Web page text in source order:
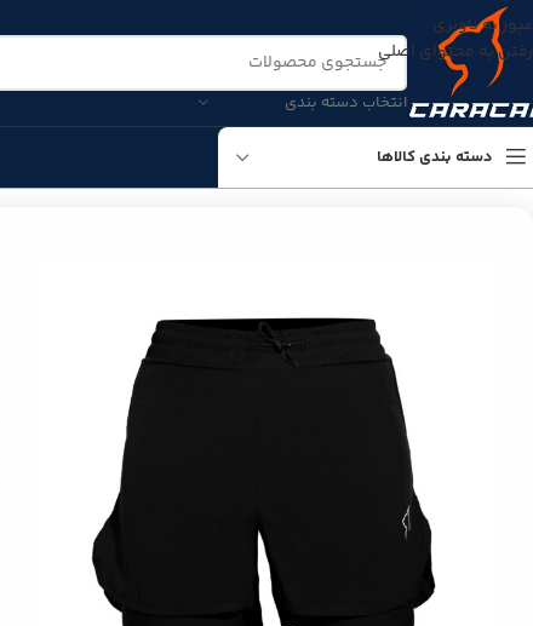
عبور به ناوبری
رفتن به محتوای اصلی
انتخاب دسته بندی
دسته بندی کالاها